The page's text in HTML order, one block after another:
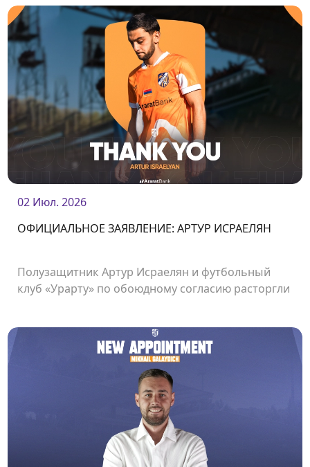
02 Июл. 2026
ОФИЦИАЛЬНОЕ ЗАЯВЛЕНИЕ: АРТУР ИСРАЕЛЯН
Полузащитник Артур Исраелян и футбольный
клуб «Урарту» по обоюдному согласию расторгли